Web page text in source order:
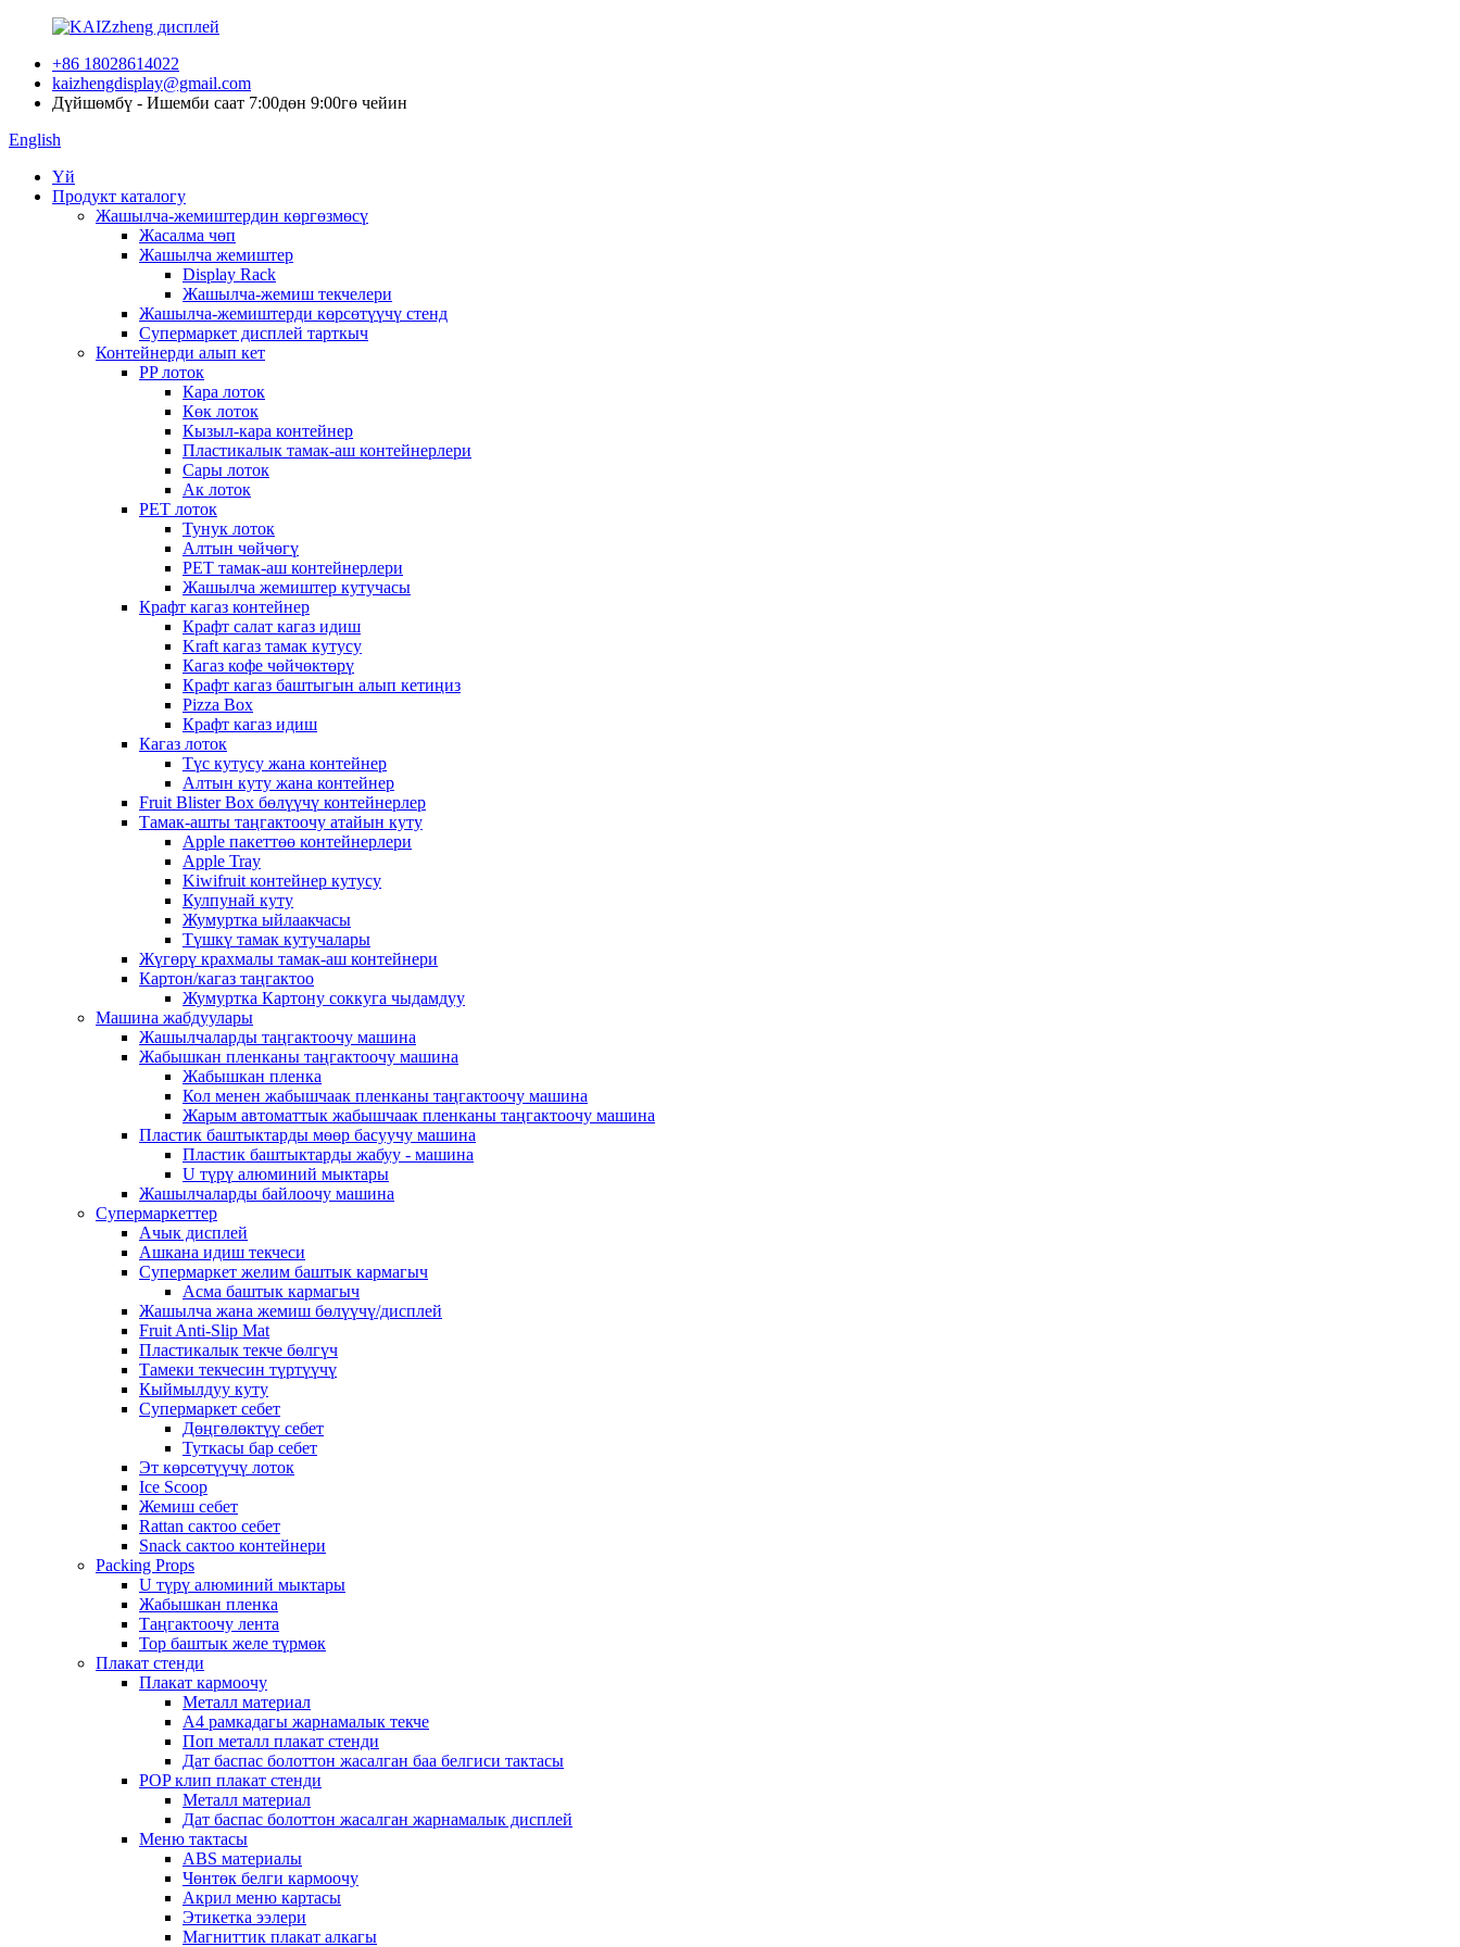
+86 18028614022
kaizhengdisplay@gmail.com
Дүйшөмбү - Ишемби саат 7:00дөн 9:00гө чейин
English
Үй
Продукт каталогу
Жашылча-жемиштердин көргөзмөсү
Жасалма чөп
Жашылча жемиштер
Display Rack
Жашылча-жемиш текчелери
Жашылча-жемиштерди көрсөтүүчү стенд
Супермаркет дисплей тарткыч
Контейнерди алып кет
PP лоток
Кара лоток
Көк лоток
Кызыл-кара контейнер
Пластикалык тамак-аш контейнерлери
Сары лоток
Ак лоток
PET лоток
Тунук лоток
Алтын чөйчөгү
PET тамак-аш контейнерлери
Жашылча жемиштер кутучасы
Крафт кагаз контейнер
Крафт салат кагаз идиш
Kraft кагаз тамак кутусу
Кагаз кофе чөйчөктөрү
Крафт кагаз баштыгын алып кетиңиз
Pizza Box
Крафт кагаз идиш
Кагаз лоток
Түс кутусу жана контейнер
Алтын куту жана контейнер
Fruit Blister Box бөлүүчү контейнерлер
Тамак-ашты таңгактоочу атайын куту
Apple пакеттөө контейнерлери
Apple Tray
Kiwifruit контейнер кутусу
Кулпунай куту
Жумуртка ыйлаакчасы
Түшкү тамак кутучалары
Жүгөрү крахмалы тамак-аш контейнери
Картон/кагаз таңгактоо
Жумуртка Картону соккуга чыдамдуу
Машина жабдуулары
Жашылчаларды таңгактоочу машина
Жабышкан пленканы таңгактоочу машина
Жабышкан пленка
Кол менен жабышчаак пленканы таңгактоочу машина
Жарым автоматтык жабышчаак пленканы таңгактоочу машина
Пластик баштыктарды мөөр басуучу машина
Пластик баштыктарды жабуу - машина
U түрү алюминий мыктары
Жашылчаларды байлоочу машина
Супермаркеттер
Ачык дисплей
Ашкана идиш текчеси
Супермаркет желим баштык кармагыч
Асма баштык кармагыч
Жашылча жана жемиш бөлүүчү/дисплей
Fruit Anti-Slip Mat
Пластикалык текче бөлгүч
Тамеки текчесин түртүүчү
Кыймылдуу куту
Супермаркет себет
Дөңгөлөктүү себет
Туткасы бар себет
Эт көрсөтүүчү лоток
Ice Scoop
Жемиш себет
Rattan сактоо себет
Snack сактоо контейнери
Packing Props
U түрү алюминий мыктары
Жабышкан пленка
Таңгактоочу лента
Тор баштык желе түрмөк
Плакат стенди
Плакат кармоочу
Металл материал
А4 рамкадагы жарнамалык текче
Поп металл плакат стенди
Дат баспас болоттон жасалган баа белгиси тактасы
POP клип плакат стенди
Металл материал
Дат баспас болоттон жасалган жарнамалык дисплей
Меню тактасы
ABS материалы
Чөнтөк белги кармоочу
Акрил меню картасы
Этикетка ээлери
Магниттик плакат алкагы